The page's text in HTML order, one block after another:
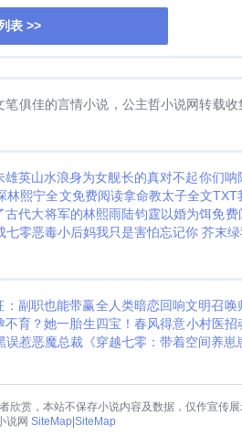
表 >>
俱佳的言情小说，公主哲小说网转载收
雄英山水浪身为女舰长的真对不起你们呐
林熙宁全文免费阅读拿命教太子全文TXT
古代大将军的林熙雨陆钧霆以婚为饵免费
七零恶毒小后妈我只是害怕忘记你 芥末绿
：副职也能带赢全人类暗恋回响文明召唤
育？她一胎生四宝！ 春风得意小村医招
误惹恶魔总裁 《穿越七零：带着空间养崽
赏，本站不保存小说内容及数据，仅作宣传展
说网 SiteMap| SiteMap